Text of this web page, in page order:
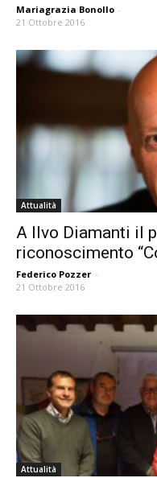
Mariagrazia Bonollo -
21 Ottobre 2016
Attualità
A Ilvo Diamanti il
riconoscimento
Federico Pozzer -
21 Ottobre 2016
Attualità